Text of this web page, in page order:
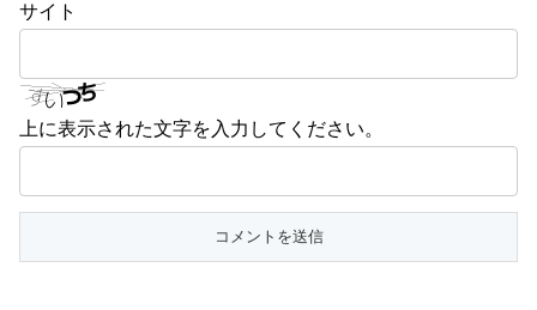
サイト
上に表示された文字を入力してください。